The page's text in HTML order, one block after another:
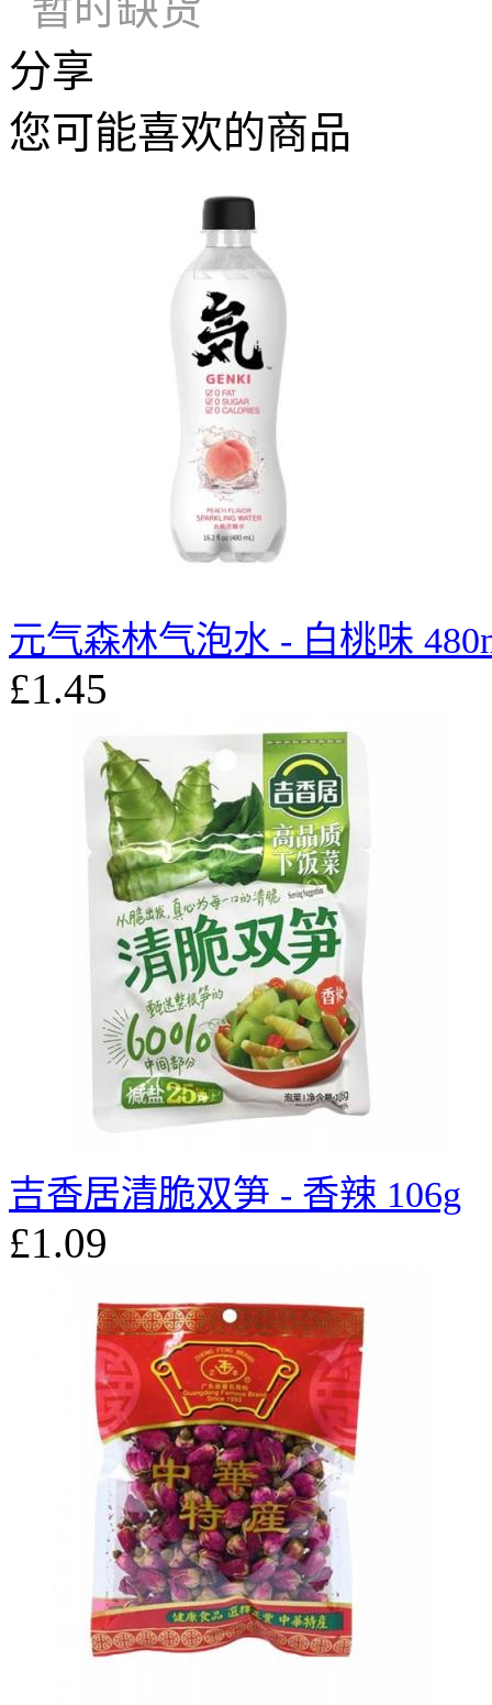
分享
您可能喜欢的商品
元气森林气泡水 - 白桃味
£1.45
吉香居清脆双笋 - 香辣 106g
£1.09